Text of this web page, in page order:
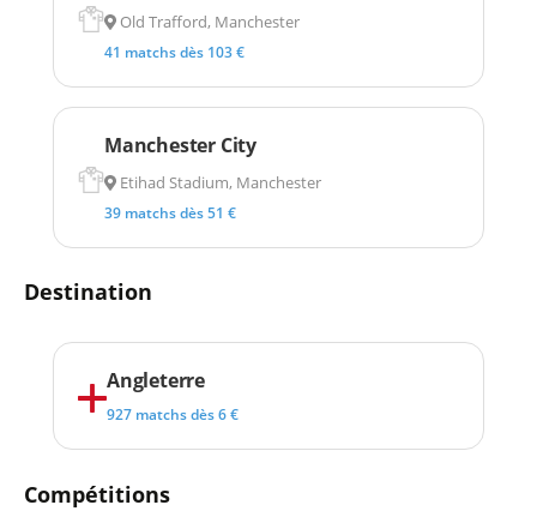
Old Trafford, Manchester
41 matchs dès 103 €
Manchester City
Etihad Stadium, Manchester
39 matchs dès 51 €
Destination
Angleterre
927 matchs dès 6 €
Compétitions